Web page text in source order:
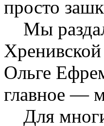
просто
Мы
Ольге
главное —
Для